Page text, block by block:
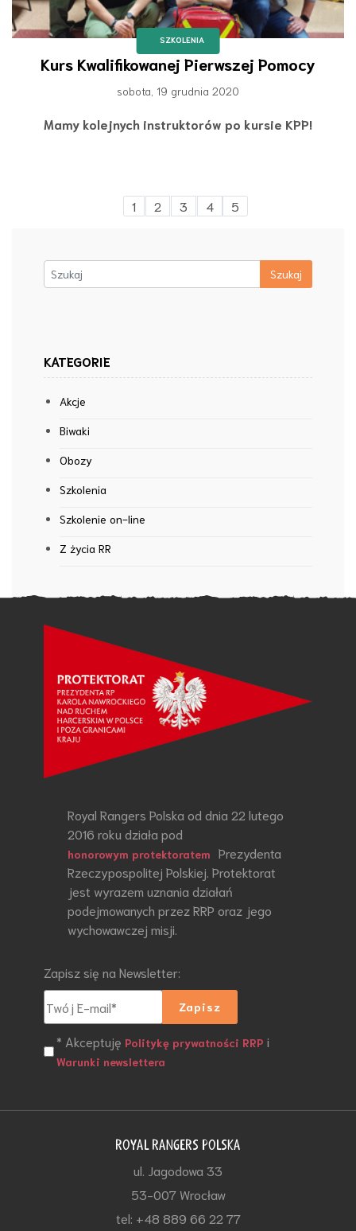
SZKOLENIA
Kurs Kwalifikowanej Pierwszej Pomocy
sobota, 19 grudnia 2020
Mamy kolejnych instruktorów po kursie KPP!
1 2 3 4 5
KATEGORIE
Akcje
Biwaki
Obozy
Szkolenia
Szkolenie on-line
Z życia RR
Royal Rangers Polska od dnia 22 lutego
2016 roku działa pod
honorowym protektoratem
Prezydenta
Rzeczypospolitej Polskiej. Protektorat
jest wyrazem uznania działań
podejmowanych przez RRP oraz jego
wychowawczej misji.
Zapisz się na Newsletter:
* AkceptujęPolitykę prywatności RRP i
Warunki newslettera
ROYAL RANGERS POLSKA
ul. Jagodowa 33
53-007 Wrocław
tel: +48 889 66 22 77